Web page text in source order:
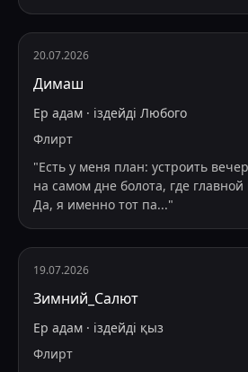
20.07.2026
Димаш
Ер адам · іздейді Любого
Флирт
"Есть у меня план: устроить
на самом дне болота, где
Да, я именно тот па..."
19.07.2026
Зимний_Салют
Ер адам · іздейді қыз
Флирт